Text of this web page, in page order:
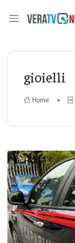
gioielli
Home